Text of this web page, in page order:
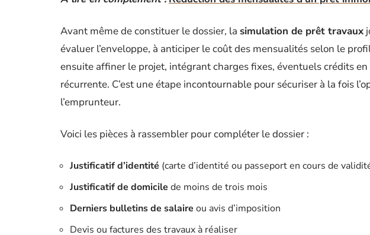
Avant même de constituer le dossier, la simulation de prêt travaux
évaluer l’enveloppe, à anticiper le coût des mensualités selon le
ensuite affiner le projet, intégrant charges fixes, éventuels crédits
récurrente. C’est une étape incontournable pour sécuriser à la fois
l’emprunteur.
Voici les pièces à rassembler pour compléter le dossier :
Justificatif d’identité (carte d’identité ou passeport en cours de
Justificatif de domicile de moins de trois mois
Derniers bulletins de salaire ou avis d’imposition
Devis ou factures des travaux à réaliser